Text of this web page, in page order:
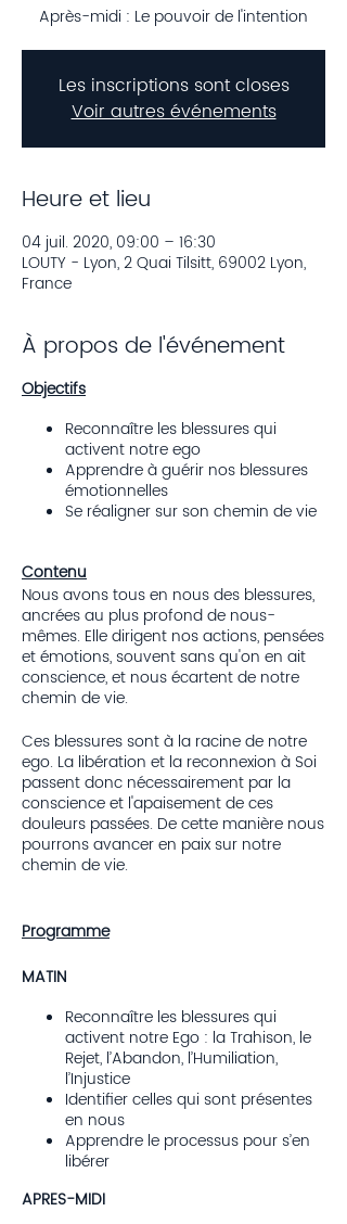
Après-midi : Le pouvoir de l'intention
Les inscriptions sont closes
Voir autres événements
Heure et lieu
04 juil. 2020, 09:00 – 16:30
LOUTY - Lyon, 2 Quai Tilsitt, 69002 Lyon,
France
À propos de l'événement
Objectifs
Reconnaître les blessures qui
activent notre ego
Apprendre à guérir nos blessures
émotionnelles
Se réaligner sur son chemin de vie
Contenu
Nous avons tous en nous des blessures,
ancrées au plus profond de nous-
mêmes. Elle dirigent nos actions, pensées
et émotions, souvent sans qu'on en ait
conscience, et nous écartent de notre
chemin de vie.
Ces blessures sont à la racine de notre
ego. La libération et la reconnexion à Soi
passent donc nécessairement par la
conscience et l'apaisement de ces
douleurs passées. De cette manière nous
pourrons avancer en paix sur notre
chemin de vie.
Programme
MATIN
Reconnaître les blessures qui
activent notre Ego : la Trahison, le
Rejet, l’Abandon, l’Humiliation,
l’Injustice
Identifier celles qui sont présentes
en nous
Apprendre le processus pour s’en
libérer
APRES-MIDI